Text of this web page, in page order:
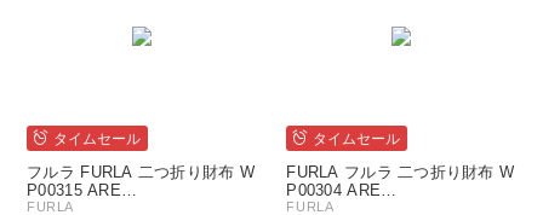
タイムセール
フルラ FURLA 二つ折り財布 W
P00315 ARE…
FURLA
タイムセール
FURLA フルラ 二つ折り財布 W
P00304 ARE…
FURLA